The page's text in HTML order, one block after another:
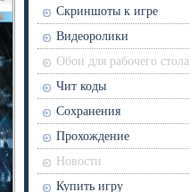
Скриншоты к игре
Видеоролики
Обои для рабочего стола
Чит коды
Сохранения
Прохождение
Новости
Купить игру